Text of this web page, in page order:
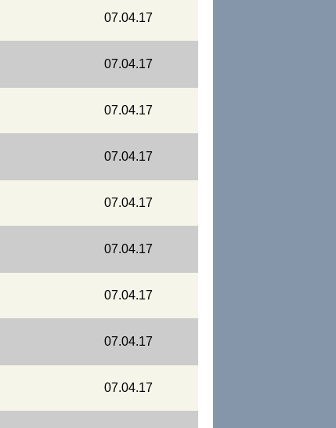
07.04.17
07.04.17
07.04.17
07.04.17
07.04.17
07.04.17
07.04.17
07.04.17
07.04.17